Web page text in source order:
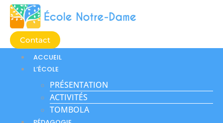
Aller
contenu
Contact
ACCUEIL
L’ÉCOLE
PRÉSENTATION
ACTIVITÉS
TOMBOLA